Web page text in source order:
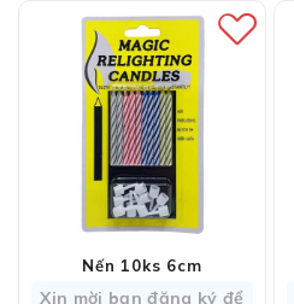
Nến 10ks 6cm
Xin mời bạn đăng ký để